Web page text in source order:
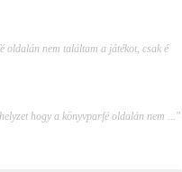
oldalán nem találtam a játékot, csak é
hogy a könyvparfé oldalán nem ..."